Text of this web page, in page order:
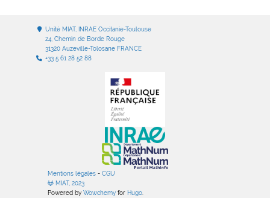
Unité MIAT, INRAE Occitanie-Toulouse
24, Chemin de Borde Rouge
31320 Auzeville-Tolosane FRANCE
+33 5 61 28 52 88
Mentions légales- CGU
MIAT, 2023
Powered by Wowchemyfor Hugo.